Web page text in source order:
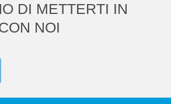
DI METTERTI IN
NOI